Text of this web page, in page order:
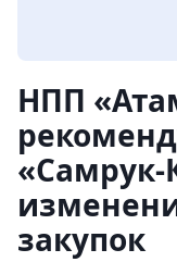
НПП
«Самрук-
закупок